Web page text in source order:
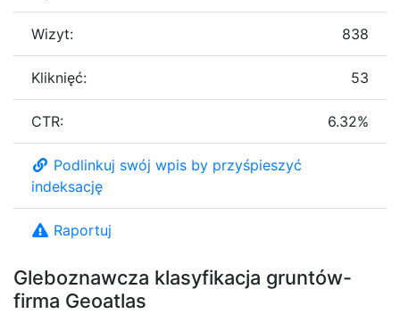
Gleboznawcza klasyfikacja gruntów-
firma Geoatlas
Wizyt: 838
Kliknięć: 53
CTR: 6.32%
Podlinkuj swój wpis by przyśpieszyć
indeksację
Raportuj